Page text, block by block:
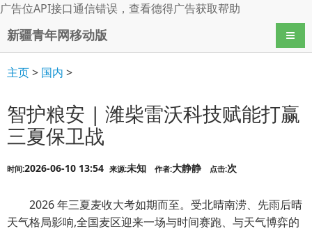
广告位API接口通信错误，查看德得广告获取帮助
新疆青年网移动版 导航
主页> 国内 >
智护粮安 | 潍柴雷沃科技赋能打赢
三夏保卫战
时间:2026-06-10 13:54 来源:未知 作者:大静静 点击:次
2026 年三夏麦收大考如期而至。受北晴南涝、先雨后晴
天气格局影响,全国麦区迎来一场与时间赛跑、与天气博弈的